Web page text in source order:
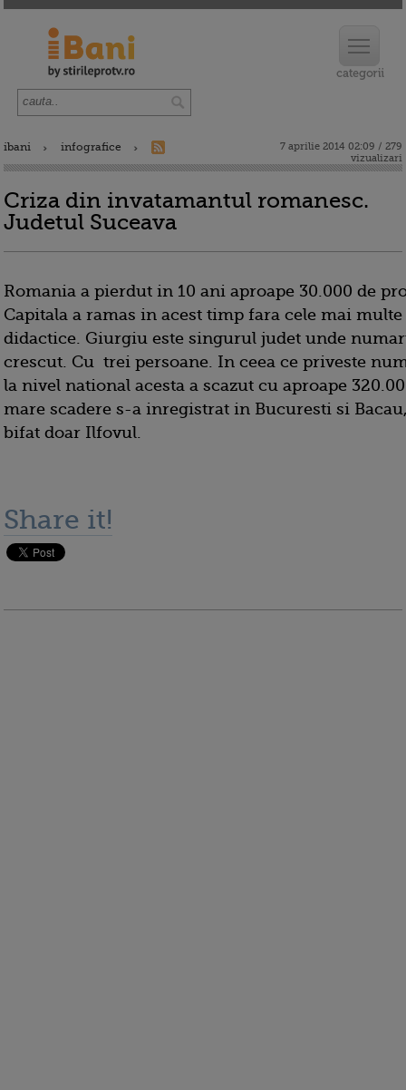
ibani infografice
7 aprilie 2014 02:09 / 279
vizualizari
Criza din invatamantul romanesc.
Judetul Suceava
Romania a pierdut in 10 ani aproape 30.000 de
Capitala a ramas in acest timp fara cele mai multe
didactice. Giurgiu este singurul judet unde
crescut. Cu trei persoane. In ceea ce priveste
la nivel national acesta a scazut cu aproape
mare scadere s-a inregistrat in Bucuresti si
bifat doar Ilfovul.
Share it!